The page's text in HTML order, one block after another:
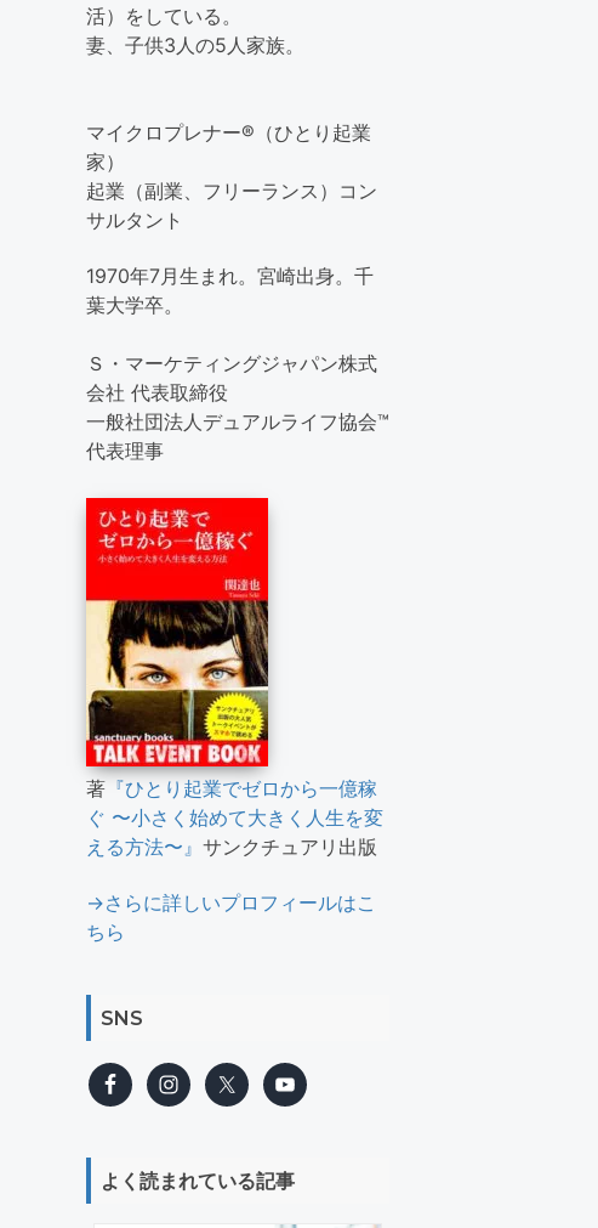
活）をしている。
妻、子供3人の5人家族。
マイクロプレナー®（ひとり起業
家）
起業（副業、フリーランス）コン
サルタント
1970年7月生まれ。宮崎出身。千
葉大学卒。
Ｓ・マーケティングジャパン株式
会社 代表取締役
一般社団法人デュアルライフ協会™
代表理事
著 『ひとり起業でゼロから一億稼
ぐ 〜小さく始めて大きく人生を変
える方法〜』 サンクチュアリ出版
→さらに詳しいプロフィールはこ
ちら
SNS
よく読まれている記事